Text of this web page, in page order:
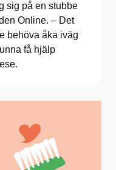
sig på en stubbe
Online. – Det
behöva åka iväg
få hjälp